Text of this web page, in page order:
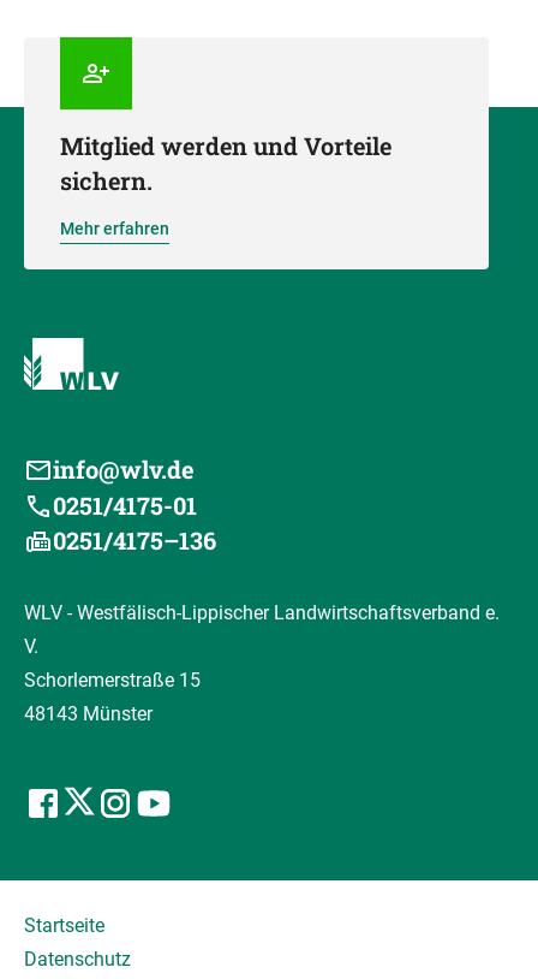
Mitglied werden und Vorteile
sichern.
Mehr erfahren
info@wlv.de
0251/4175-01
0251/4175–136
WLV - Westfälisch-Lippischer Landwirtschaftsverband e.
V.
Schorlemerstraße 15
48143 Münster
Startseite
Datenschutz